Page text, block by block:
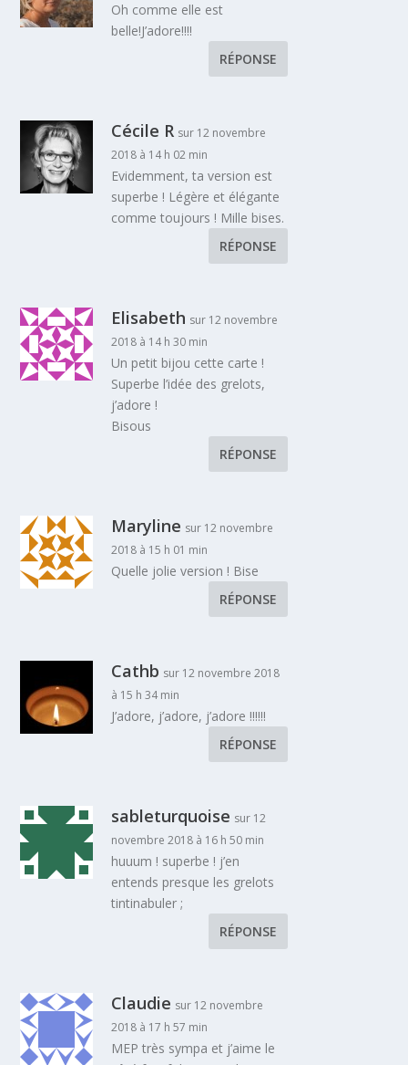
Oh comme elle est
belle!J’adore!!!!
RÉPONSE
Cécile R sur 12 novembre
2018 à 14 h 02 min
Evidemment, ta version est
superbe ! Légère et élégante
comme toujours ! Mille bises.
RÉPONSE
Elisabeth sur 12 novembre
2018 à 14 h 30 min
Un petit bijou cette carte !
Superbe l’idée des grelots,
j’adore !
Bisous
RÉPONSE
Maryline sur 12 novembre
2018 à 15 h 01 min
Quelle jolie version ! Bise
RÉPONSE
Cathb sur 12 novembre 2018
à 15 h 34 min
J’adore, j’adore, j’adore !!!!!!
RÉPONSE
sableturquoise sur 12
novembre 2018 à 16 h 50 min
huuum ! superbe ! j’en
entends presque les grelots
tintinabuler ;
RÉPONSE
Claudie sur 12 novembre
2018 à 17 h 57 min
MEP très sympa et j’aime le